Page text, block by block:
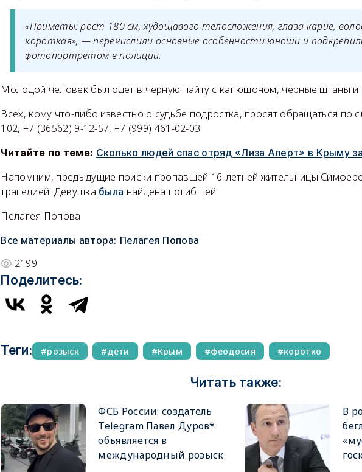
«Приметы: рост 180 см, худощавого телосложения, глаза карие,
короткая», — перечислили основные особенности юноши и
фотопортретом в полиции.
Молодой человек был одет в чёрную пайту с капюшоном, чёрные штаны и
Всех, кому что-либо известно о судьбе подростка, просят обращаться
102, +7 (36562) 9-12-57, +7 (999) 461-02-03.
Читайте по теме: Сколько людей спас отряд «Лиза Алерт» в Крыму
Напомним, предыдущие поиски пропавшей 16-летней жительницы
трагедией. Девушка была найдена погибшей.
Пелагея Попова
Все материалы автора: Пелагея Попова
2199
Поделитесь:
Теги: розыск дети Крым феодосия коротко
Читать также:
ФСБ России: создатель
Telegram Павел Дуров*
объявляется в
международный розыск
В